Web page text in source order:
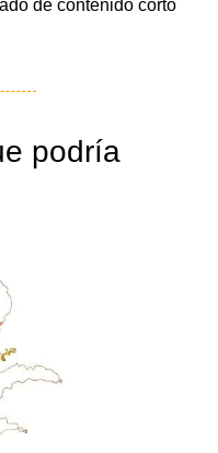
de contenido corto
podría